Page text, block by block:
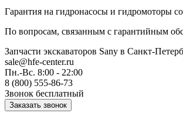
Гарантия на гидронасосы и гидромоторы
По вопросам, связанным с гарантийным
Запчасти экскаваторов Sany в Санкт-
sale@hfe-center.ru
Пн.-Вс. 8:00 - 22:00
8 (800) 555-86-73
Звонок бесплатный